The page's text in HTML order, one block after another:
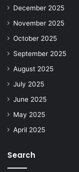
December 2025
November 2025
October 2025
September 2025
August 2025
July 2025
June 2025
May 2025
April 2025
Search